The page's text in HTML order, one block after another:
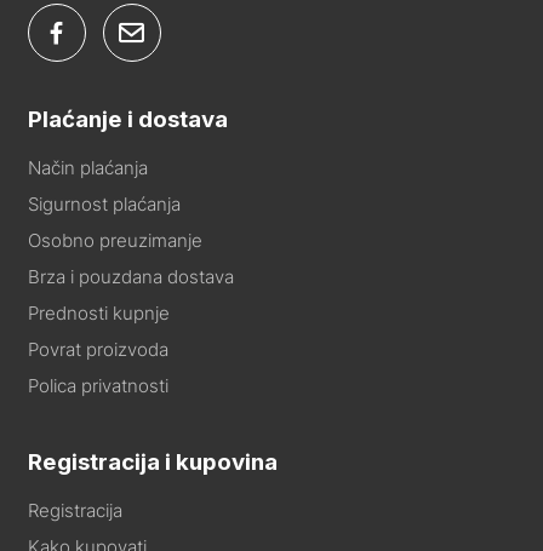
Plaćanje i dostava
Način plaćanja
Sigurnost plaćanja
Osobno preuzimanje
Brza i pouzdana dostava
Prednosti kupnje
Povrat proizvoda
Polica privatnosti
Registracija i kupovina
Registracija